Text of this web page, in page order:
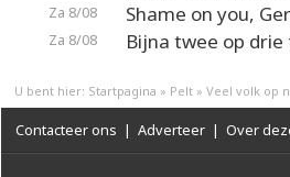
Za 8/08 Shame on you,
Za 8/08 Bijna twee op drie
U bent hier: Startpagina » Pelt » Veel volk op
Contacteer ons | Adverteer | Over